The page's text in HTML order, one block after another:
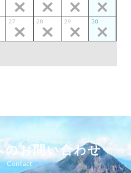
27 28 29 30
のお問い合わせ